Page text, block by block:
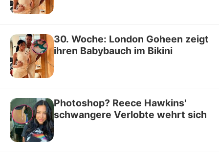
30. Woche: London Goheen zeigt
ihren Babybauch im Bikini
Photoshop? Reece Hawkins'
schwangere Verlobte wehrt sich